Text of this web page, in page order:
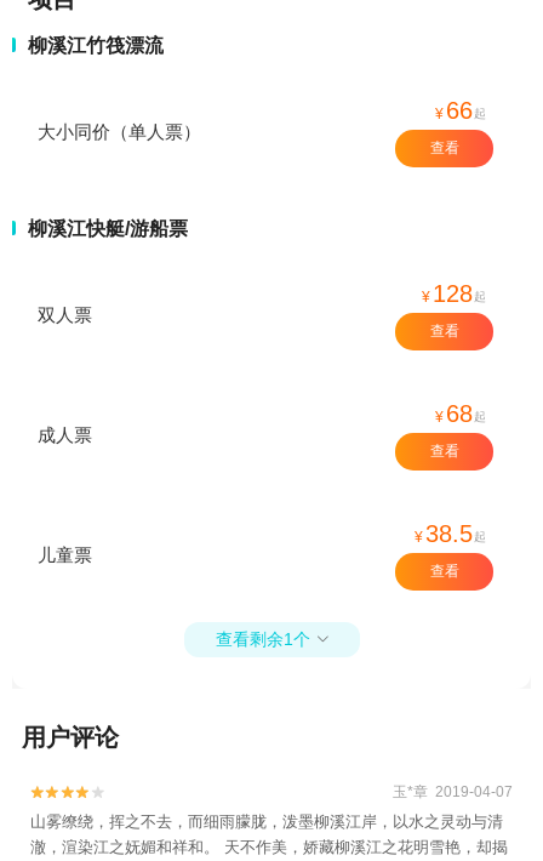
柳溪江竹筏漂流
大小同价（单人票）
¥ 66起
查看
柳溪江快艇/游船票
双人票
¥ 128起
查看
成人票
¥ 68起
查看
儿童票
¥38.5起
查看
查看剩余1个 
用户评论

 玉*章 2019-04-07
山雾缭绕，挥之不去，而细雨朦胧，泼墨柳溪江岸，以水之灵动与清
澈，渲染江之妩媚和祥和。 天不作美，娇藏柳溪江之花明雪艳，却揭